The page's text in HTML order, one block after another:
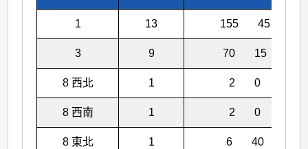
1 13 155 45
3 9 70 15
8 西北 1 2 0
8 西南 1 2 0
8 東北 1 6 40